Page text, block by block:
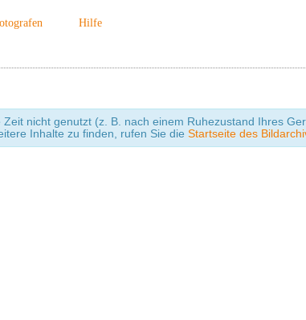
Hilfe
nicht genutzt (z. B. nach einem Ruhezustand Ihres
Inhalte zu finden, rufen Sie die Startseite des